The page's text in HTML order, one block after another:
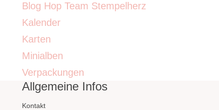
Blog Hop Team Stempelherz
Kalender
Karten
Minialben
Verpackungen
Allgemeine Infos
Kontakt